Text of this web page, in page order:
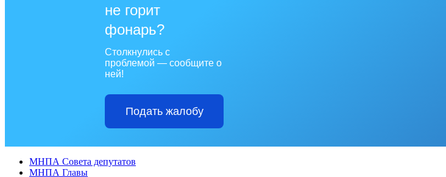
не горит
фонарь?
Столкнулись с
проблемой — сообщите о
ней!
Подать жалобу
МНПА Совета депутатов
МНПА Главы